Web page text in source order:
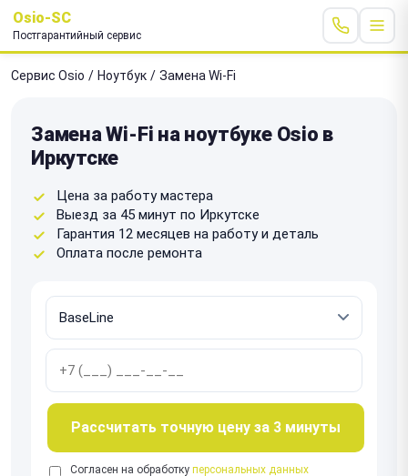
Osio-SC
Постгарантийный сервис
Сервис Osio / Ноутбук / Замена Wi-Fi
Замена Wi-Fi на ноутбуке Osio в
Иркутске
Цена за работу мастера
Выезд за 45 минут по Иркутске
Гарантия 12 месяцев на работу и деталь
Оплата после ремонта
Рассчитать точную цену за 3 минуты
Согласен на обработку персональных данных